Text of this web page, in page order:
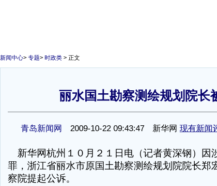
新闻中心> 专题> 时政类 > 正文
丽水国土勘察测绘规划院长
青岛新闻网 2009-10-22 09:43:47 新华网 现有新闻
新华网杭州１０月２１日电（记者黄深钢）因
罪，浙江省丽水市原国土勘察测绘规划院院长郑
察院提起公诉。